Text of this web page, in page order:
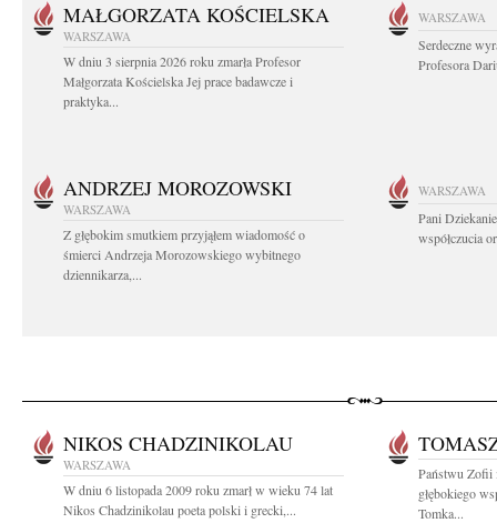
MAŁGORZATA KOŚCIELSKA
WARSZAWA
W dniu 3 sierpnia 2026 roku zmarła Profesor
Małgorzata Kościelska Jej prace badawcze i
praktyka...
WARSZAWA
Serdeczne
Profesora
ANDRZEJ MOROZOWSKI
WARSZAWA
Z głębokim smutkiem przyjąłem wiadomość o
śmierci Andrzeja Morozowskiego wybitnego
dziennikarza,...
WARSZAWA
Pani
współczucia
NIKOS CHADZINIKOLAU
WARSZAWA
W dniu 6 listopada 2009 roku zmarł w wieku 74 lat
Nikos Chadzinikolau poeta polski i grecki,...
Państwu Zofii
głębokiego
Tomka...